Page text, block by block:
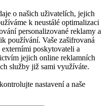
o našich uživatelích, jejich
k neustálé optimalizaci
personalizované reklamy a
používání. Vaše zašifrovaná
externími poskytovateli a
jejich online reklamních
služby již sami využíváte.
nastavení a naše